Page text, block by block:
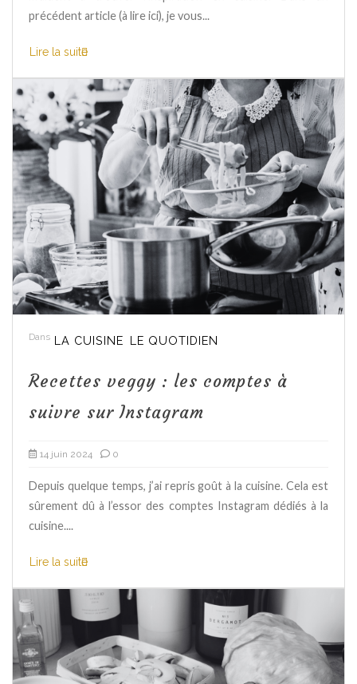
précédent article (à lire ici), je vous...
Lire la suite
Dans LA CUISINE LE QUOTIDIEN
Recettes veggy : les comptes à
suivre sur Instagram
14 juin 2024 0
Depuis quelque temps, j’ai repris goût à la cuisine. Cela est
sûrement dû à l’essor des comptes Instagram dédiés à la
cuisine....
Lire la suite